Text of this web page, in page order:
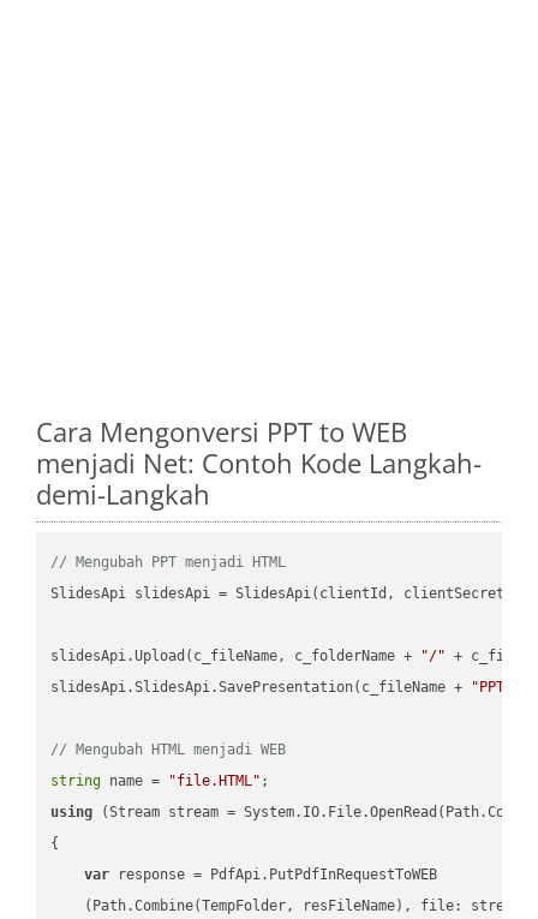
Cara Mengonversi PPT to WEB
menjadi Net: Contoh Kode Langkah-
demi-Langkah
// Mengubah PPT menjadi HTML
SlidesApi slidesApi = SlidesApi(clientId, clientSecret);
slidesApi.Upload(c_fileName, c_folderName + "/" +
slidesApi.SlidesApi.SavePresentation(c_fileName +
"PPT"
// Mengubah HTML menjadi WEB
string name = "file.HTML"
using (Stream stream =
{
var response = PdfApi.PutPdfInRequestToWEB
    (Path.Combine(TempFolder, resFileName), file: stream);